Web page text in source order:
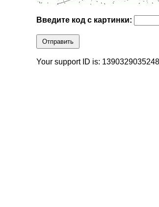
Введите код с картинки:
Отправить
Your support ID is: